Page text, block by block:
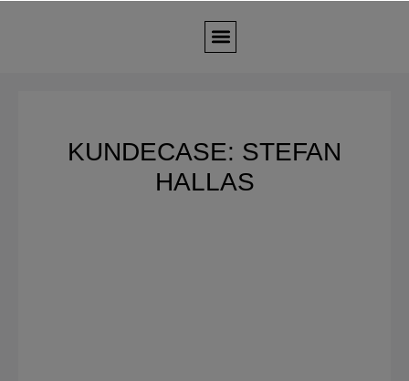
KUNDECASE: STEFAN
HALLAS